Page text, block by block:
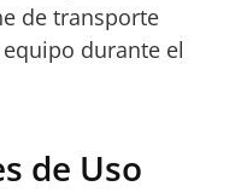
de transporte
durante el
de Uso